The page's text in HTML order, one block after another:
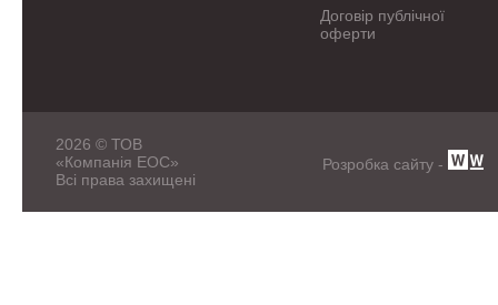
Договір публічної
оферти
2026 © ТОВ
«Компанія ЕОС»
Всі права захищені
Розробка сайту -